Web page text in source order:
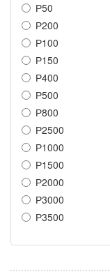
Р50
Р200
Р100
Р150
Р400
Р500
Р800
Р2500
Р1000
Р1500
Р2000
Р3000
Р3500